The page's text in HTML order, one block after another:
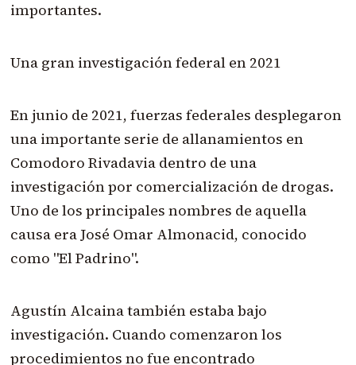
importantes.
Una gran investigación federal en 2021
En junio de 2021, fuerzas federales desplegaron
una importante serie de allanamientos en
Comodoro Rivadavia dentro de una
investigación por comercialización de drogas.
Uno de los principales nombres de aquella
causa era José Omar Almonacid, conocido
como "El Padrino".
Agustín Alcaina también estaba bajo
investigación. Cuando comenzaron los
procedimientos no fue encontrado